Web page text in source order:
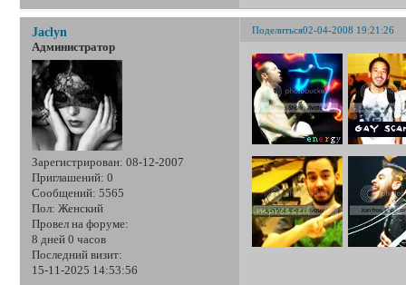
Поделиться02-04-2008 19:21:26
Jaclyn
Администратор
Зарегистрирован: 08-12-2007
Приглашений: 0
Сообщений: 5565
Пол: Женский
Провел на форуме:
8 дней 0 часов
Последний визит:
15-11-2025 14:53:56